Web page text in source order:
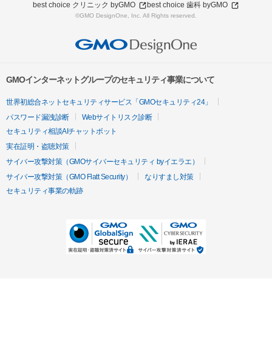
best choice クリニック byGMO
best choice 歯科 byGMO
©GMO DesignOne, Inc. All Rights reserved.
GMOインターネットグループのセキュリティ事業について
世界初総合ネットセキュリティサービス「GMOセキュリティ24」
パスワード漏洩診断
Webサイトリスク診断
セキュリティ相談AIチャットボット
実在証明・盗聴対策
サイバー攻撃対策（GMOサイバーセキュリティ byイエラエ）
サイバー攻撃対策（GMO Flatt Security）
なりすまし対策
セキュリティ事業の軌跡